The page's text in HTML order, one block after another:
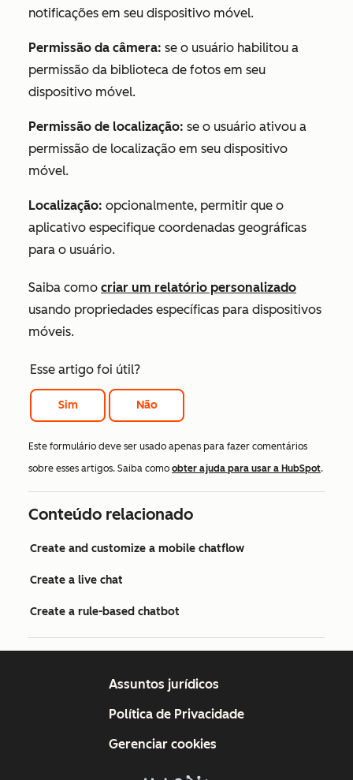
notificações em seu dispositivo móvel.
Permissão da câmera: se o usuário habilitou a
permissão da biblioteca de fotos em seu
dispositivo móvel.
Permissão de localização: se o usuário ativou a
permissão de localização em seu dispositivo
móvel.
Localização: opcionalmente, permitir que o
aplicativo especifique coordenadas geográficas
para o usuário.
Saiba como criar um relatório personalizado
usando propriedades específicas para dispositivos
móveis.
Esse artigo foi útil?
Sim Não
Este formulário deve ser usado apenas para fazer comentários
sobre esses artigos. Saiba como obter ajuda para usar a HubSpot.
Conteúdo relacionado
Create and customize a mobile chatflow
Create a live chat
Create a rule-based chatbot
Assuntos jurídicos
Política de Privacidade
Gerenciar cookies